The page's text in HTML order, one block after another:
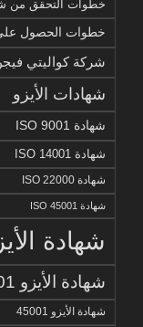
خطوات التحقق من
خطوات الحصول على
شركة كواليتي
شهادات الأيزو
شهادة ISO 9001
شهادة ISO 14001
شهادة ISO 22000
شهادة ISO 45001
شهادة
شهادة الأيزو 9001
شهادة الأيزو 45001